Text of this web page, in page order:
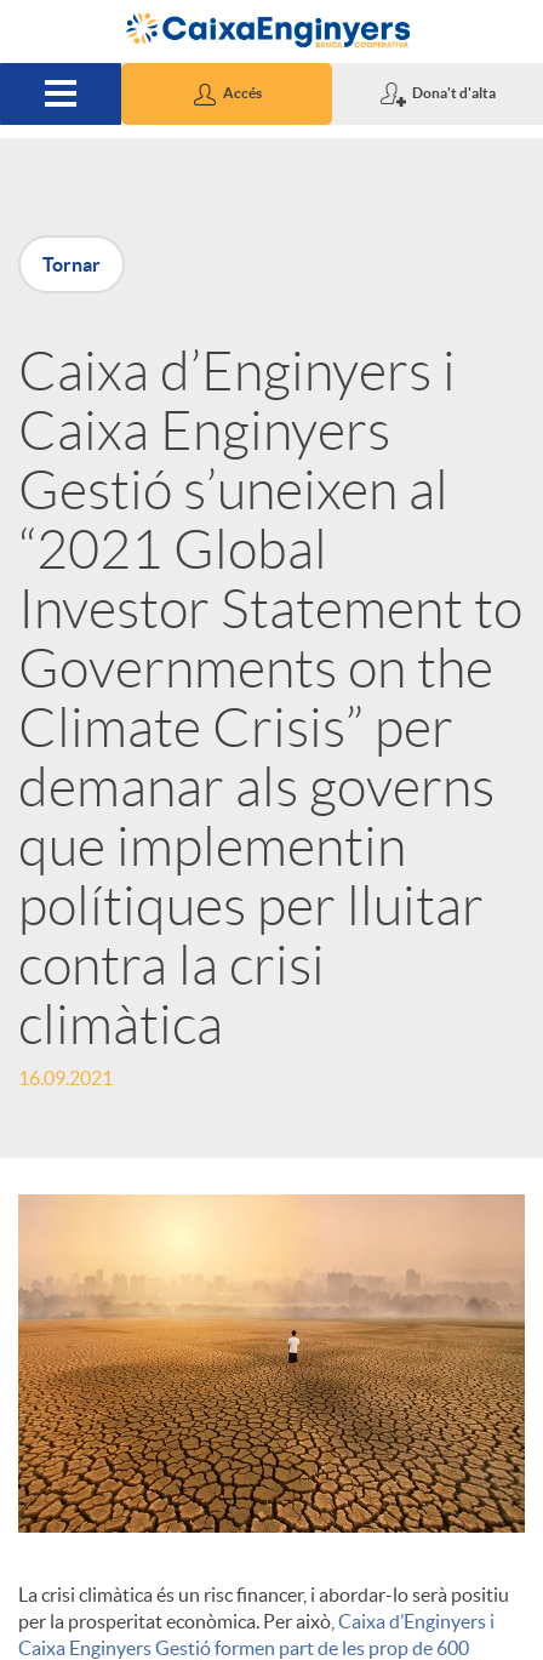
Salta al contingut principal
Accés Dona't d'alta
P
u
b
l
i
c
a
d
o
r
d
e
n
t
i
n
g
Tornar
Caixa d’Enginyers i
Caixa Enginyers
Gestió s’uneixen al
“2021 Global
Investor Statement to
Governments on the
Climate Crisis” per
demanar als governs
que implementin
polítiques per lluitar
contra la crisi
climàtica
16.09.2021
La crisi climàtica és un risc financer, i abordar-lo serà positiu
per la prosperitat econòmica. Per això, Caixa d’Enginyers i
Caixa Enginyers Gestió formen part de les prop de 600